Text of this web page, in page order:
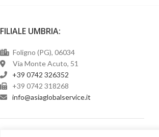
FILIALE UMBRIA:
Foligno (PG), 06034
Via Monte Acuto, 51
+39 0742 326352
+39 0742 318268
ti.ecivreslabolgaisa
@ofni